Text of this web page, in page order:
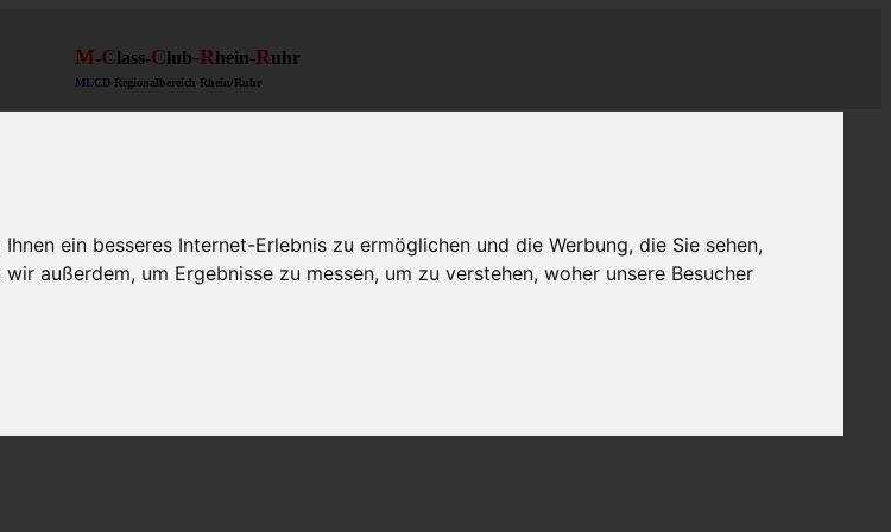
ein besseres Internet-Erlebnis zu ermöglichen und die Werbung, die Sie sehen,
außerdem, um Ergebnisse zu messen, um zu verstehen, woher unsere Besucher
M-Class-Club-Rhein-Ruhr
MLCD Regionalbereich Rhein/Ruhr